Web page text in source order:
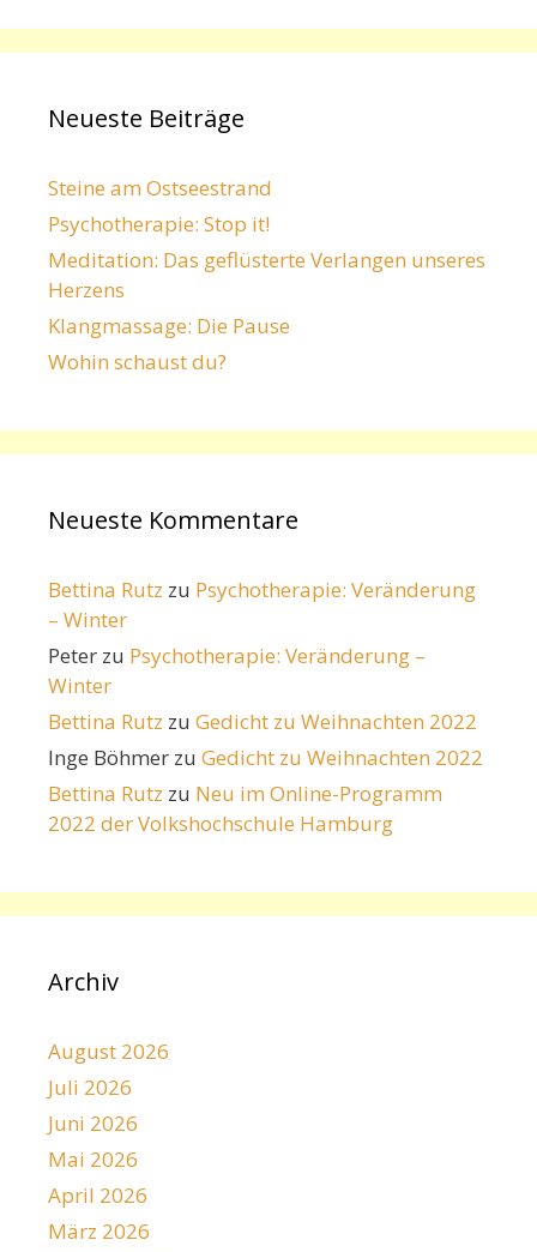
Neueste Beiträge
Steine am Ostseestrand
Psychotherapie: Stop it!
Meditation: Das geflüsterte Verlangen unseres
Herzens
Klangmassage: Die Pause
Wohin schaust du?
Neueste Kommentare
Bettina Rutz zu Psychotherapie: Veränderung
– Winter
Peter zu Psychotherapie: Veränderung –
Winter
Bettina Rutz zu Gedicht zu Weihnachten 2022
Inge Böhmer zu Gedicht zu Weihnachten 2022
Bettina Rutz zu Neu im Online-Programm
2022 der Volkshochschule Hamburg
Archiv
August 2026
Juli 2026
Juni 2026
Mai 2026
April 2026
März 2026